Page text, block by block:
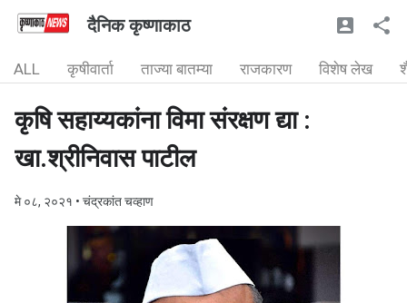
दैनिक कृष्णाकाठ
ALL कृषीवार्ता ताज्या बातम्या राजकारण विशेष लेख
कृषि सहाय्यकांना विमा संरक्षण द्या :
खा.श्रीनिवास पाटील
मे ०८, २०२१ • चंद्रकांत चव्हाण